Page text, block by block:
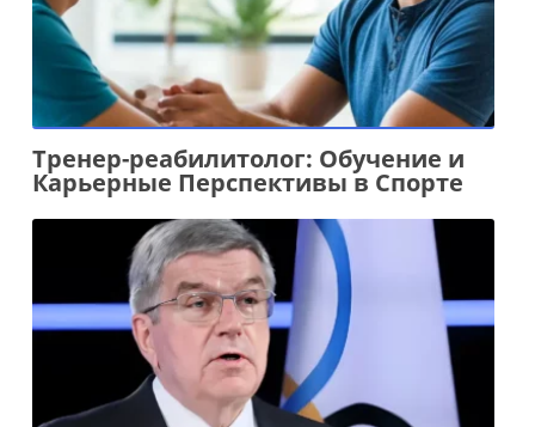
Тренер-реабилитолог: Обучение и
Карьерные Перспективы в Спорте